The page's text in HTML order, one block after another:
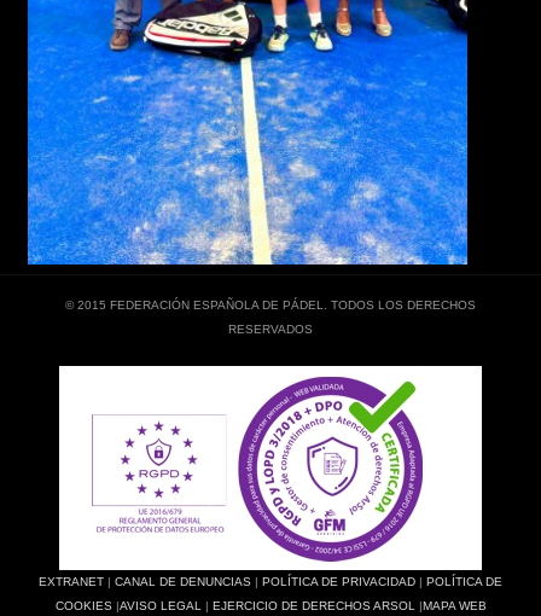
© 2015 FEDERACIÓN ESPAÑOLA DE PÁDEL. TODOS LOS DERECHOS
RESERVADOS
EXTRANET | CANAL DE DENUNCIAS | POLÍTICA DE PRIVACIDAD | POLÍTICA DE
COOKIES|AVISO LEGAL | EJERCICIO DE DERECHOS ARSOL |MAPA WEB